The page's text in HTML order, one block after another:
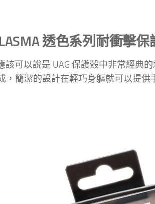
透色系列耐衝擊保
該可以說是 UAG 保護殼中非常經典
，簡潔的設計在輕巧身軀就可以提供